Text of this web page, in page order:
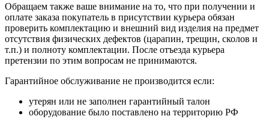
Обращаем также ваше внимание на то, что при получении и
оплате заказа покупатель в присутствии курьера обязан
проверить комплектацию и внешний вид изделия на предмет
отсутствия физических дефектов (царапин, трещин, сколов и
т.п.) и полноту комплектации. После отъезда курьера
претензии по этим вопросам не принимаются.
Гарантийное обслуживание не производится если:
утерян или не заполнен гарантийный талон
оборудование было поставлено на территорию РФ